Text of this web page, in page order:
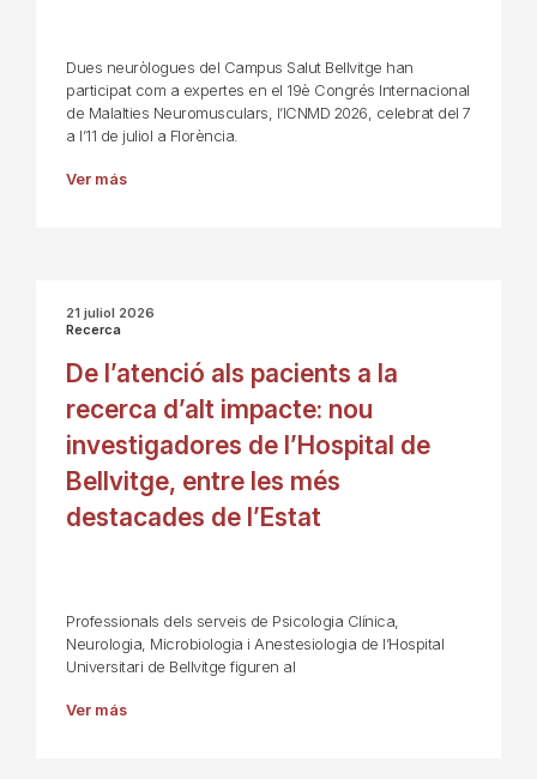
Dues neuròlogues del Campus Salut Bellvitge han
participat com a expertes en el 19è Congrés Internacional
de Malalties Neuromusculars, l’ICNMD 2026, celebrat del 7
a l’11 de juliol a Florència.
Ver más
21 juliol 2026
Recerca
De l’atenció als pacients a la
recerca d’alt impacte: nou
investigadores de l’Hospital de
Bellvitge, entre les més
destacades de l’Estat
Professionals dels serveis de Psicologia Clínica,
Neurologia, Microbiologia i Anestesiologia de l’Hospital
Universitari de Bellvitge figuren al
Ver más